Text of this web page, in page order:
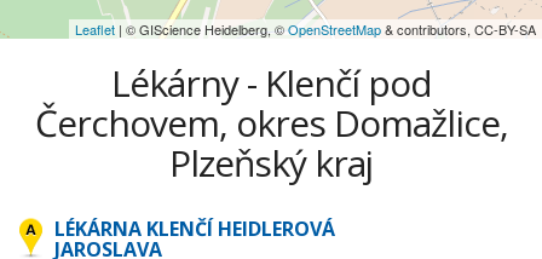
Leaflet | © GIScience Heidelberg, ©OpenStreetMap& contributors, CC-BY-SA
Lékárny - Klenčí pod
Čerchovem, okres Domažlice,
Plzeňský kraj
LÉKÁRNA KLENČÍ HEIDLEROVÁ
JAROSLAVA